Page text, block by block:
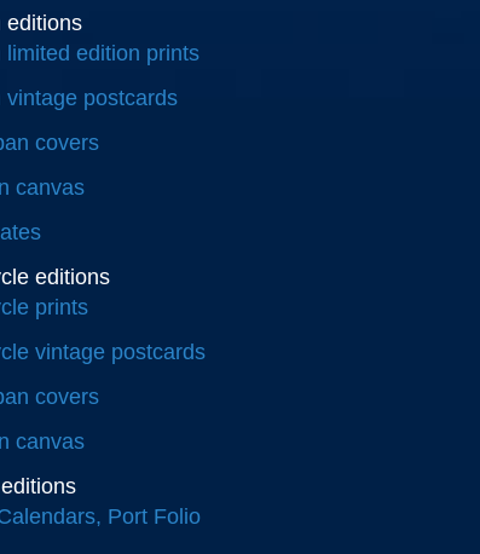
editions
limited edition prints
vintage postcards
covers
canvas
editions
prints
vintage postcards
covers
canvas
Port Folio